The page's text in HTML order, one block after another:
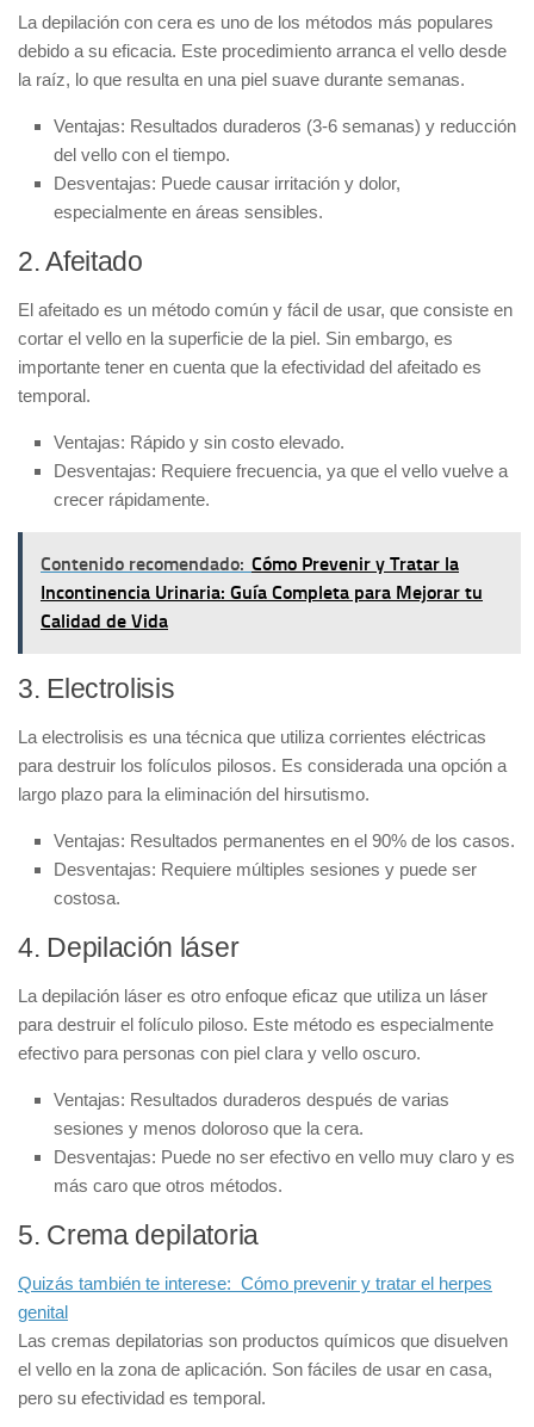
La depilación con cera es uno de los métodos más populares
debido a su eficacia. Este procedimiento arranca el vello desde
la raíz, lo que resulta en una piel suave durante semanas.
Ventajas: Resultados duraderos (3-6 semanas) y reducción
del vello con el tiempo.
Desventajas: Puede causar irritación y dolor,
especialmente en áreas sensibles.
2. Afeitado
El afeitado es un método común y fácil de usar, que consiste en
cortar el vello en la superficie de la piel. Sin embargo, es
importante tener en cuenta que la efectividad del afeitado es
temporal.
Ventajas: Rápido y sin costo elevado.
Desventajas: Requiere frecuencia, ya que el vello vuelve a
crecer rápidamente.
Contenido recomendado: Cómo Prevenir y Tratar la
Incontinencia Urinaria: Guía Completa para Mejorar tu
Calidad de Vida
3. Electrolisis
La electrolisis es una técnica que utiliza corrientes eléctricas
para destruir los folículos pilosos. Es considerada una opción a
largo plazo para la eliminación del hirsutismo.
Ventajas: Resultados permanentes en el 90% de los casos.
Desventajas: Requiere múltiples sesiones y puede ser
costosa.
4. Depilación láser
La depilación láser es otro enfoque eficaz que utiliza un láser
para destruir el folículo piloso. Este método es especialmente
efectivo para personas con piel clara y vello oscuro.
Ventajas: Resultados duraderos después de varias
sesiones y menos doloroso que la cera.
Desventajas: Puede no ser efectivo en vello muy claro y es
más caro que otros métodos.
5. Crema depilatoria
Quizás también te interese: Cómo prevenir y tratar el herpes
genital
Las cremas depilatorias son productos químicos que disuelven
el vello en la zona de aplicación. Son fáciles de usar en casa,
pero su efectividad es temporal.